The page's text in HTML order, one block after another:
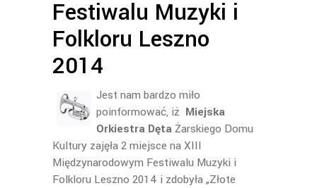
Festiwalu Muzyki i
Folkloru Leszno
2014
Jest nam bardzo miło
poinformować, iż Miejska
Orkiestra DętaŻarskiego Domu
Kultury zajęła 2 miejsce na XIII
Międzynarodowym Festiwalu Muzyki i
Folkloru Leszno 2014 i zdobyła „Złote